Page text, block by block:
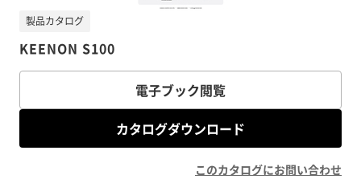
KEENON S100
製品カタログ
電子ブック閲覧
カタログダウンロード
このカタログにお問い合わせ